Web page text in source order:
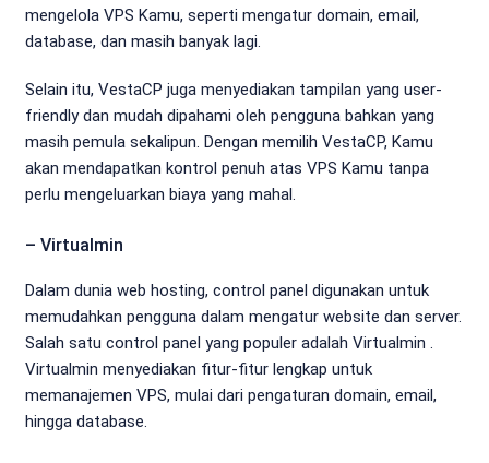
mengelola VPS Kamu, seperti mengatur domain, email,
database, dan masih banyak lagi.
Selain itu, VestaCP juga menyediakan tampilan yang user-
friendly dan mudah dipahami oleh pengguna bahkan yang
masih pemula sekalipun. Dengan memilih VestaCP, Kamu
akan mendapatkan kontrol penuh atas VPS Kamu tanpa
perlu mengeluarkan biaya yang mahal.
– Virtualmin
Dalam dunia web hosting, control panel digunakan untuk
memudahkan pengguna dalam mengatur website dan server.
Salah satu control panel yang populer adalah Virtualmin .
Virtualmin menyediakan fitur-fitur lengkap untuk
memanajemen VPS, mulai dari pengaturan domain, email,
hingga database.